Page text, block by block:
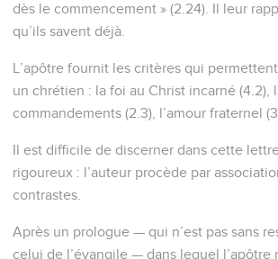
dès le commencement » (2.24). Il leur
qu’ils savent déjà.
L’apôtre fournit les critères qui
un chrétien : la foi au Christ incarné (4.2),
commandements (2.3), l’amour fraternel
Il est difficile de discerner dans cette
rigoureux : l’auteur procède par
contrastes.
Après un prologue — qui n’est pas sans
celui de l’évangile — dans lequel l’apôtre